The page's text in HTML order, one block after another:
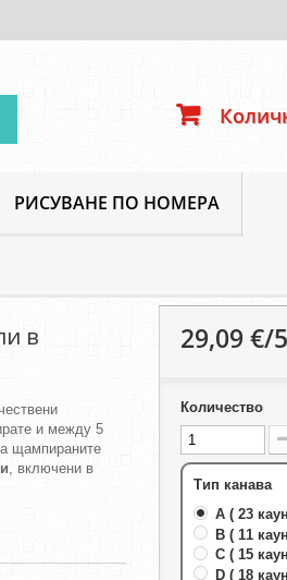
РИСУВАНЕ ПО НОМЕРА
в
и между 5
щампираните
, включени в
29,09 €/
Количество
Тип канава
A ( 23
B ( 11
C ( 15
D ( 18